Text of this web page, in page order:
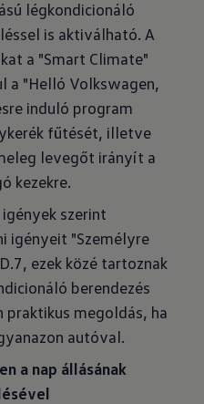
légkondicionáló
is aktiválható. A
a "Smart Climate"
a "Helló Volkswagen,
induló program
fűtését, illetve
levegőt irányít a
kezekre.
szerint
igényeit "Személyre
ezek közé tartoznak
berendezés
megoldás, ha
autóval.
a nap állásának